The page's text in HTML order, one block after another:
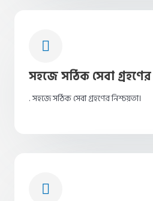
সহজে সঠিক সেবা গ্রহণের
. সহজে সঠিক সেবা গ্রহণের নিশ্চয়তা।